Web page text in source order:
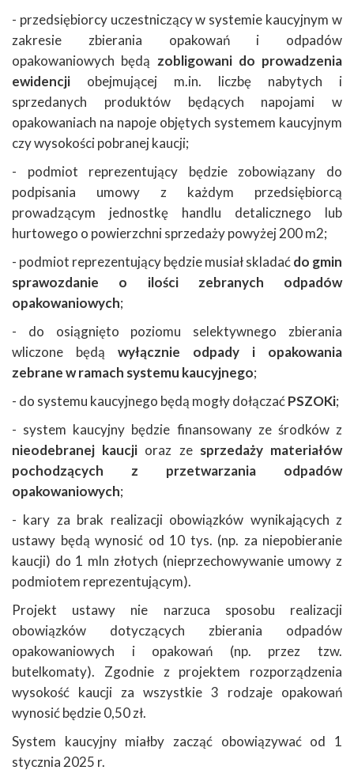
- przedsiębiorcy uczestniczący w systemie kaucyjnym w
zakresie zbierania opakowań i odpadów
opakowaniowych będą zobligowani do prowadzenia
ewidencji obejmującej m.in. liczbę nabytych i
sprzedanych produktów będących napojami w
opakowaniach na napoje objętych systemem kaucyjnym
czy wysokości pobranej kaucji;
- podmiot reprezentujący będzie zobowiązany do
podpisania umowy z każdym przedsiębiorcą
prowadzącym jednostkę handlu detalicznego lub
hurtowego o powierzchni sprzedaży powyżej 200 m2;
- podmiot reprezentujący będzie musiał skladaćdo gmin
sprawozdanie o ilości zebranych odpadów
opakowaniowych;
- do osiągnięto poziomu selektywnego zbierania
wliczone będą wyłącznie odpady i opakowania
zebrane w ramach systemu kaucyjnego;
- do systemu kaucyjnego będą mogły dołączaćPSZOKi;
- system kaucyjny będzie finansowany ze środków z
nieodebranej kaucji oraz ze sprzedaży materiałów
pochodzących z przetwarzania odpadów
opakowaniowych;
- kary za brak realizacji obowiązków wynikających z
ustawy będą wynosić od 10 tys. (np. za niepobieranie
kaucji) do 1 mln złotych (nieprzechowywanie umowy z
podmiotem reprezentującym).
Projekt ustawy nie narzuca sposobu realizacji
obowiązków dotyczących zbierania odpadów
opakowaniowych i opakowań (np. przez tzw.
butelkomaty). Zgodnie z projektem rozporządzenia
wysokość kaucji za wszystkie 3 rodzaje opakowań
wynosić będzie 0,50 zł.
System kaucyjny miałby zacząć obowiązywać od 1
stycznia 2025 r.